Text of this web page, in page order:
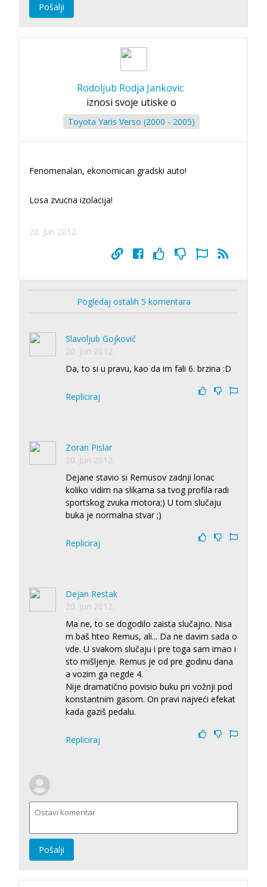
Pošalji
Rodoljub Rodja Jankovic
iznosi svoje utiske o
Toyota Yaris Verso (2000 - 2005)
Fenomenalan, ekonomican gradski auto!
Losa zvucna izolacija!
20. Jun 2012.
Pogledaj ostalih 5 komentara
Slavoljub Gojković
20. Jun 2012.
Da, to si u pravu, kao da im fali 6. brzina :D
Repliciraj
Zoran Pislar
20. Jun 2012.
Dejane stavio si Remusov zadnji lonac
koliko vidim na slikama sa tvog profila radi
sportskog zvuka motora;) U tom slučaju
buka je normalna stvar ;)
Repliciraj
Dejan Restak
20. Jun 2012.
Ma ne, to se dogodilo zaista slučajno. Nisa
m baš hteo Remus, ali... Da ne davim sada o
vde. U svakom slučaju i pre toga sam imao i
sto mišljenje. Remus je od pre godinu dana
a vozim ga negde 4.
Nije dramatično povisio buku pri vožnji pod
konstantnim gasom. On pravi najveći efekat
kada gaziš pedalu.
Repliciraj
Pošalji